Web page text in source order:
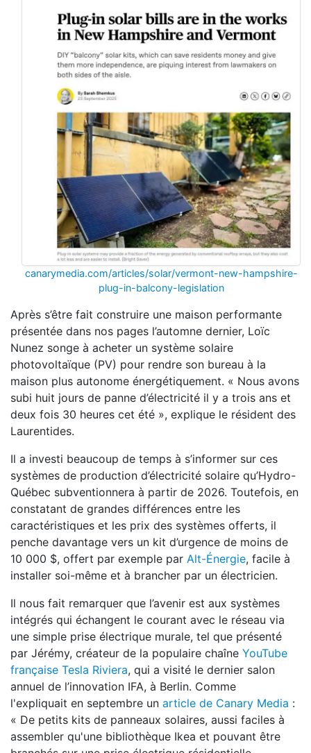
canarymedia.com/articles/solar/vermont-new-hampshire-
plug-in-balcony-legislation
Après s’être fait construire une maison performante
présentée dans nos pages l’automne dernier, Loïc
Nunez songe à acheter un système solaire
photovoltaïque (PV) pour rendre son bureau à la
maison plus autonome énergétiquement. « Nous avons
subi huit jours de panne d’électricité il y a trois ans et
deux fois 30 heures cet été », explique le résident des
Laurentides.
Il a investi beaucoup de temps à s’informer sur ces
systèmes de production d’électricité solaire qu’Hydro-
Québec subventionnera à partir de 2026. Toutefois, en
constatant de grandes différences entre les
caractéristiques et les prix des systèmes offerts, il
penche davantage vers un kit d’urgence de moins de
10 000 $, offert par exemple par Alt-Énergie, facile à
installer soi-même et à brancher par un électricien.
Il nous fait remarquer que l’avenir est aux systèmes
intégrés qui échangent le courant avec le réseau via
une simple prise électrique murale, tel que présenté
par Jérémy, créateur de la populaire chaîne YouTube
française Tesla Riviera, qui a visité le dernier salon
annuel de l’innovation IFA, à Berlin. Comme
l'expliquait en septembre un article de Canary Media :
« De petits kits de panneaux solaires, aussi faciles à
assembler qu'une bibliothèque Ikea et pouvant être